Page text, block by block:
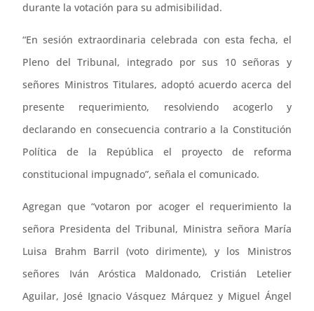
durante la votación para su admisibilidad.
“En sesión extraordinaria celebrada con esta fecha, el
Pleno del Tribunal, integrado por sus 10 señoras y
señores Ministros Titulares, adoptó acuerdo acerca del
presente requerimiento, resolviendo acogerlo y
declarando en consecuencia contrario a la Constitución
Política de la República el proyecto de reforma
constitucional impugnado”, señala el comunicado.
Agregan que “votaron por acoger el requerimiento la
señora Presidenta del Tribunal, Ministra señora María
Luisa Brahm Barril (voto dirimente), y los Ministros
señores Iván Aróstica Maldonado, Cristián Letelier
Aguilar, José Ignacio Vásquez Márquez y Miguel Ángel